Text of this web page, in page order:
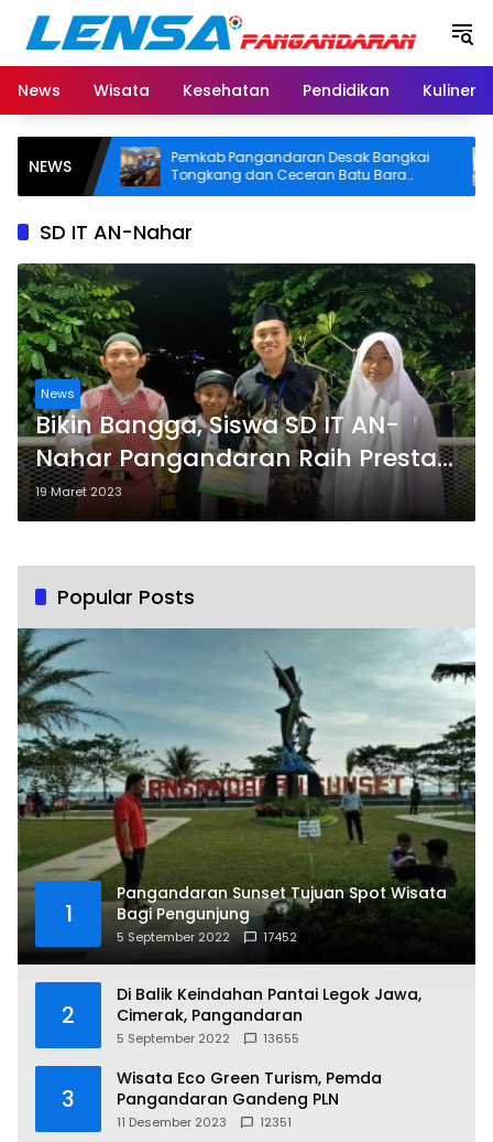
Langsung
konten
News
Wisata Kesehatan Pendidikan Kuliner
NEWS
Pemkab Pangandaran Desak Bangkai
Tongkang dan Ceceran Batu Bara
Segera Diangkat, Soroti Buruknya
SD IT AN-Nahar
News
Bikin Bangga, Siswa SD IT AN-
Nahar Pangandaran Raih Prestasi
Tingkat Nasional
19 Maret 2023
Popular Posts
1
Pangandaran Sunset Tujuan Spot Wisata
Bagi Pengunjung
5 September 2022 17452
2
Di Balik Keindahan Pantai Legok Jawa,
Cimerak, Pangandaran
5 September 2022 13655
3
Wisata Eco Green Turism, Pemda
Pangandaran Gandeng PLN
11 Desember 2023 12351